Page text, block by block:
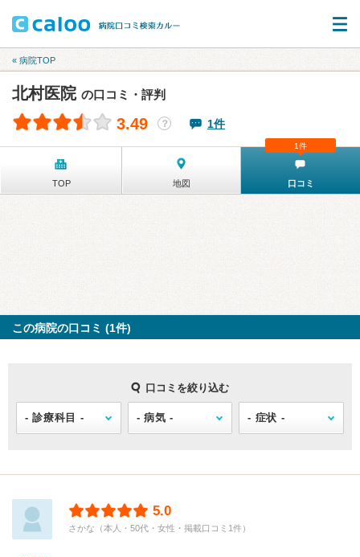
« 病院TOP
北村医院 の口コミ・評判
3.49 ？ 1件
TOP 地図 口コミ
1件
この病院の口コミ (1件)
口コミを絞り込む
5.0
さかな（本人・50代・女性・掲載口コミ1件）